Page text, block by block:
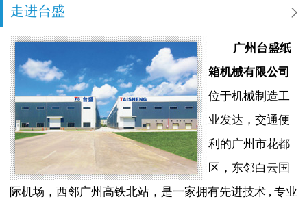
走进台盛
广州台盛纸
箱机械有限公司
位于机械制造工
业发达，交通便
利的广州市花都
区，东邻白云国
际机场，西邻广州高铁北站，是一家拥有先进技术 , 专业